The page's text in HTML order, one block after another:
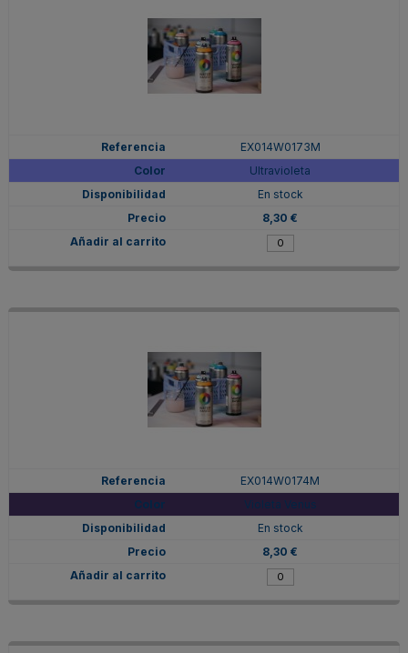
EX014W0173M
Ultravioleta
En stock
8,30 €
EX014W0174M
Violeta Venus
En stock
8,30 €